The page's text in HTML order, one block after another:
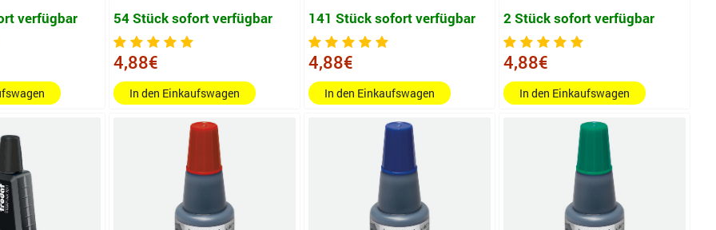
verfügbar
54 Stück sofort verfügbar
4,88€
In den Einkaufswagen
141 Stück sofort verfügbar
4,88€
In den Einkaufswagen
2 Stück sofort verfügbar
4,88€
In den Einkaufswagen